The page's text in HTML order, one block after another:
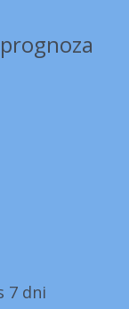
7 dni